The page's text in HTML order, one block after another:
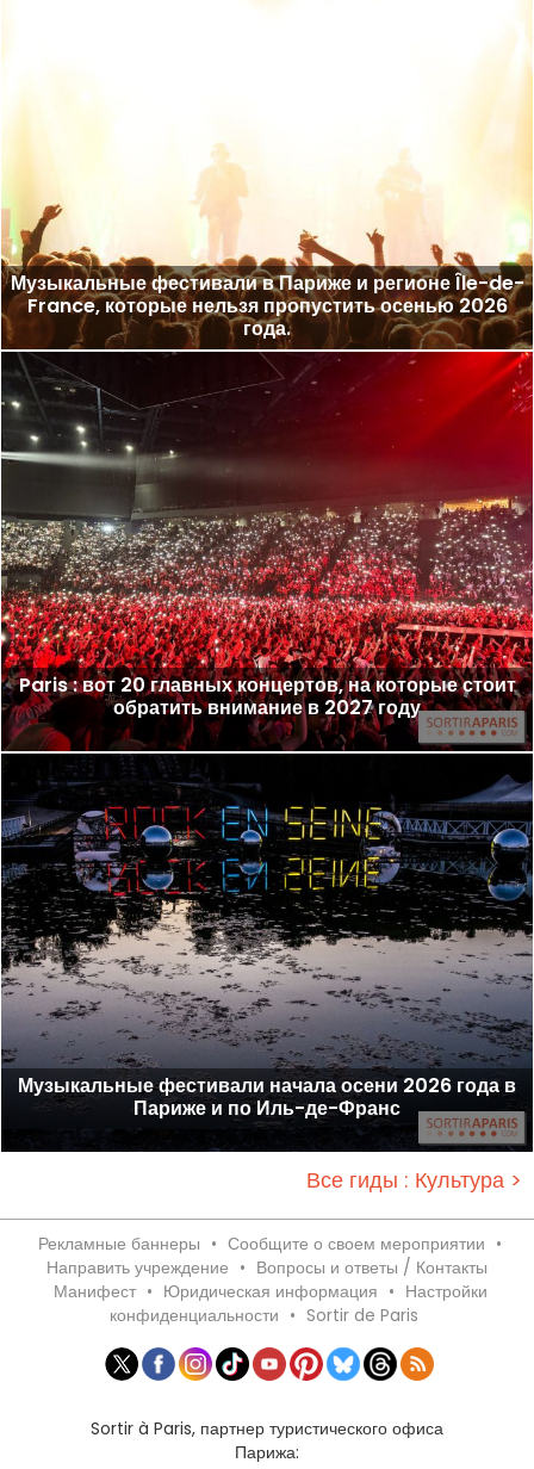
Музыкальные фестивали в Париже и регионе Île-de-
France, которые нельзя пропустить осенью 2026
года.
Paris : вот 20 главных концертов, на которые стоит
обратить внимание в 2027 году
Музыкальные фестивали начала осени 2026 года в
Париже и по Иль-де-Франс
Все гиды : Культура >
Рекламные баннеры • Сообщите о своем мероприятии •
Направить учреждение • Вопросы и ответы / Контакты
Манифест • Юридическая информация • Настройки
конфиденциальности • Sortir de Paris
Sortir à Paris, партнер туристического офиса
Парижа: